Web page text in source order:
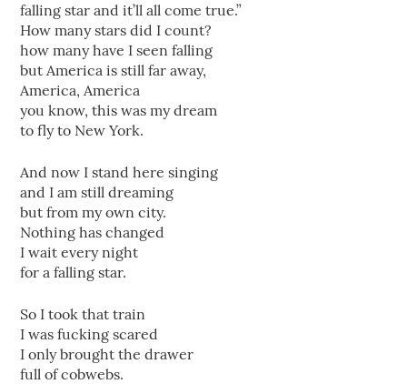
falling star and it’ll all come true.”
How many stars did I count?
how many have I seen falling
but America is still far away,
America, America
you know, this was my dream
to fly to New York.
And now I stand here singing
and I am still dreaming
but from my own city.
Nothing has changed
I wait every night
for a falling star.
So I took that train
I was fucking scared
I only brought the drawer
full of cobwebs.